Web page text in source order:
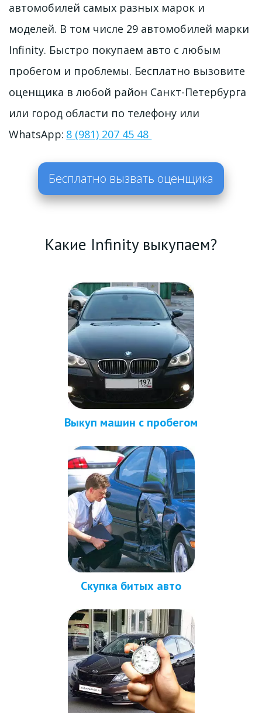
автомобилей самых разных марок и
моделей. В том числе 29 автомобилей марки
Infinity. Быстро покупаем авто с любым
пробегом и проблемы. Бесплатно вызовите
оценщика в любой район Санкт-Петербурга
или город области по телефону или
WhatsApp: 8 (981) 207 45 48
Бесплатно вызвать оценщика
Какие Infinity выкупаем?
Выкуп машин с пробегом
Скупка битых авто